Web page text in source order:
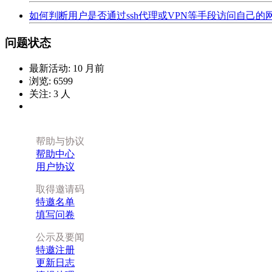
如何判断用户是否通过ssh代理或VPN等手段访问自己的
问题状态
最新活动: 10 月前
浏览: 6599
关注: 3 人
帮助与协议
帮助中心
用户协议
取得邀请码
特邀名单
填写问卷
公示及要闻
特邀注册
更新日志